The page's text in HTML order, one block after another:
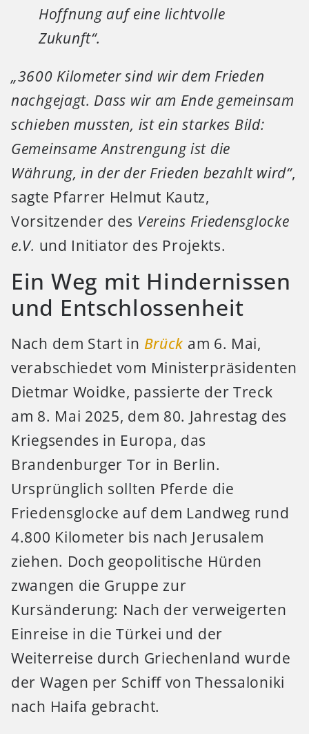
Hoffnung auf eine lichtvolle
Zukunft“.
„3600 Kilometer sind wir dem Frieden
nachgejagt. Dass wir am Ende gemeinsam
schieben mussten, ist ein starkes Bild:
Gemeinsame Anstrengung ist die
Währung, in der der Frieden bezahlt wird“,
sagte Pfarrer Helmut Kautz,
Vorsitzender des Vereins Friedensglocke
e.V. und Initiator des Projekts.
Ein Weg mit Hindernissen
und Entschlossenheit
Nach dem Start in Brück am 6. Mai,
verabschiedet vom Ministerpräsidenten
Dietmar Woidke, passierte der Treck
am 8. Mai 2025, dem 80. Jahrestag des
Kriegsendes in Europa, das
Brandenburger Tor in Berlin.
Ursprünglich sollten Pferde die
Friedensglocke auf dem Landweg rund
4.800 Kilometer bis nach Jerusalem
ziehen. Doch geopolitische Hürden
zwangen die Gruppe zur
Kursänderung: Nach der verweigerten
Einreise in die Türkei und der
Weiterreise durch Griechenland wurde
der Wagen per Schiff von Thessaloniki
nach Haifa gebracht.